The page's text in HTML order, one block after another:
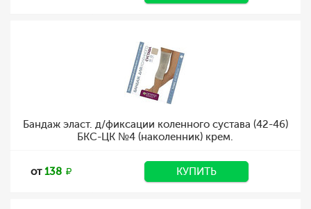
Бандаж эласт. д/фиксации коленного сустава (42-46)
БКС-ЦК №4 (наколенник) крем.
от138 КУПИТЬ